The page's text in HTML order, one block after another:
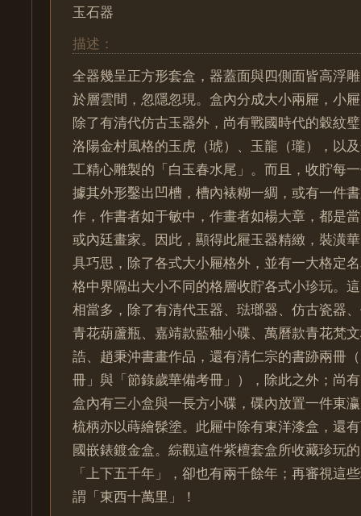
玉石器
描述：
全器幾呈正方形套盒，器蓋面與四側面皆高浮
於層雲間，忽隱忽現。盒內分成大小兩屜，小
除了有清代仿古玉器外，尚有戰國時代的穀紋
洛陽金村風格的玉虎（琥）、玉龍（瓏），以
工精心雕製的「白玉春水尾」。而且，收貯每
據其外形鑿出凹槽，槽內裱糊一綢，或有一件
作，作書者如于敏中，作畫者如楊大章，都是
或內廷畫家。因此，顯得此屜玉器精緻，裝潢
具巧思，除了各式大小屜格外，並有一大格定
格中界隔出大小不同的格層收貯各式小珍玩。
相當多，除了有清代玉器、琺瑯器、仿古瓷器
青花葫蘆瓶、嘉靖款藍釉小碟、萬曆款青花梵
誥、趙秉沖書畫作品，還有清仁宗的書跡兩冊
冊」與「節錄歲華備考冊」），除此之外；尚
盒內有三小盒與一長方小碟，碟內放置一件東
梳柄亦以蒔繪髹塗。此屜中除有東洋漆盒，還
國嵌錶鍍金盒。綜觀這件紫檀套盒所收藏珍玩
「上下五千年」，卻也有兩千餘年；再審視這
謂「東西十萬里」！